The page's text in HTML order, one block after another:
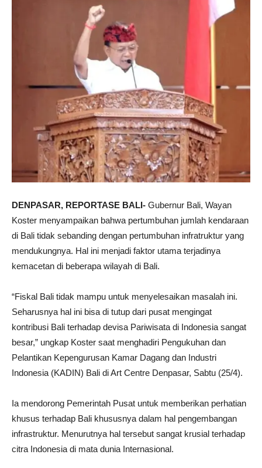
DENPASAR, REPORTASE BALI- Gubernur Bali, Wayan
Koster menyampaikan bahwa pertumbuhan jumlah kendaraan
di Bali tidak sebanding dengan pertumbuhan infratruktur yang
mendukungnya. Hal ini menjadi faktor utama terjadinya
kemacetan di beberapa wilayah di Bali.
“Fiskal Bali tidak mampu untuk menyelesaikan masalah ini.
Seharusnya hal ini bisa di tutup dari pusat mengingat
kontribusi Bali terhadap devisa Pariwisata di Indonesia sangat
besar,” ungkap Koster saat menghadiri Pengukuhan dan
Pelantikan Kepengurusan Kamar Dagang dan Industri
Indonesia (KADIN) Bali di Art Centre Denpasar, Sabtu (25/4).
Ia mendorong Pemerintah Pusat untuk memberikan perhatian
khusus terhadap Bali khususnya dalam hal pengembangan
infrastruktur. Menurutnya hal tersebut sangat krusial terhadap
citra Indonesia di mata dunia Internasional.